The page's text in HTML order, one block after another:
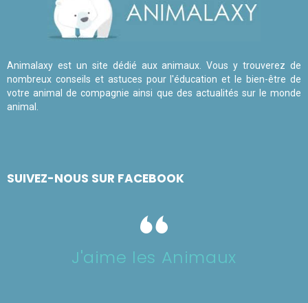
Animalaxy est un site dédié aux animaux. Vous y trouverez de
nombreux conseils et astuces pour l'éducation et le bien-être de
votre animal de compagnie ainsi que des actualités sur le monde
animal.
SUIVEZ-NOUS SUR FACEBOOK
J'aime les Animaux